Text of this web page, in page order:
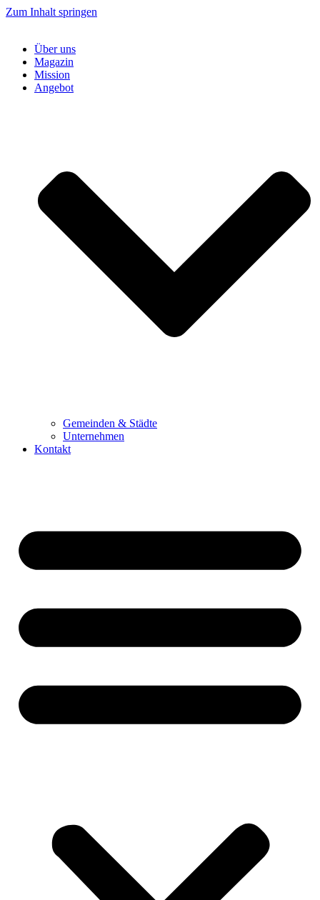
Zum Inhalt springen
Über uns
Magazin
Mission
Angebot
Gemeinden & Städte
Unternehmen
Kontakt